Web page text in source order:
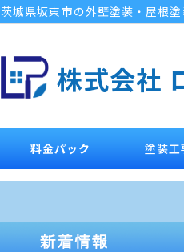
茨城県坂東市の外壁塗装・屋根
株式会社
料金パック 塗装工